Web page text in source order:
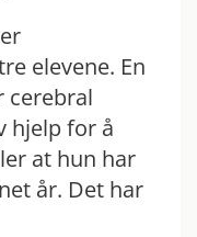
elevene. En
cerebral
hjelp for å
at hun har
år. Det har